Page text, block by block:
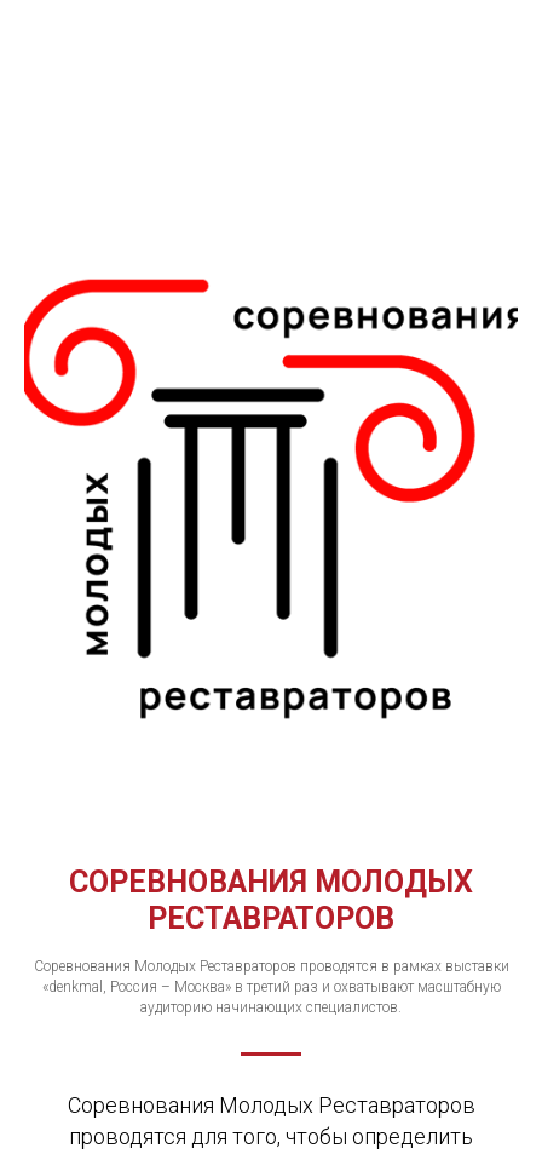
СОРЕВНОВАНИЯ МОЛОДЫХ
РЕСТАВРАТОРОВ
Соревнования Молодых Реставраторов проводятся в рамках выставки
«denkmal, Россия – Москва» в третий раз и охватывают масштабную
аудиторию начинающих специалистов.
Соревнования Молодых Реставраторов
проводятся для того, чтобы определить